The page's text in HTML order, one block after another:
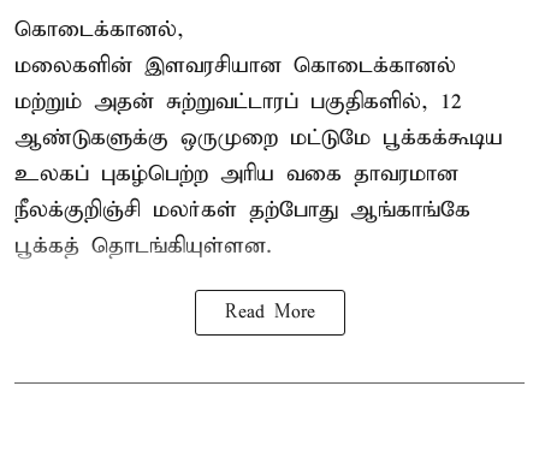
கொடைக்கானல்,
மலைகளின் இளவரசியான கொடைக்கானல்
மற்றும் அதன் சுற்றுவட்டாரப் பகுதிகளில், 12
ஆண்டுகளுக்கு ஒருமுறை மட்டுமே பூக்கக்கூடிய
உலகப் புகழ்பெற்ற அரிய வகை தாவரமான
நீலக்குறிஞ்சி மலர்கள் தற்போது ஆங்காங்கே
பூக்கத் தொடங்கியுள்ளன.
Read More